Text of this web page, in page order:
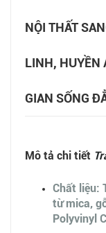
NỘI THẤT
LINH, HUYỀN
GIAN SỐNG
Mô tả chi tiết
Chất liệu:
từ mica,
Polyvinyl